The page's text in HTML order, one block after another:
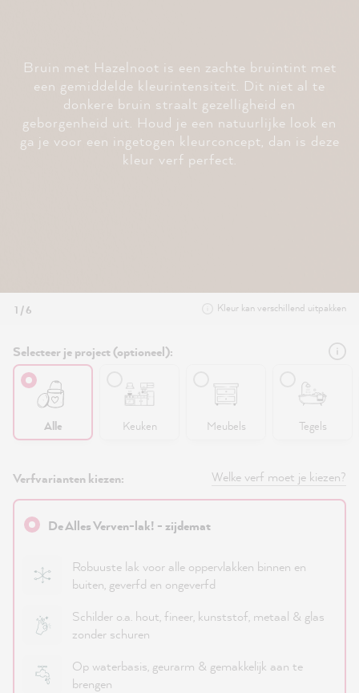
Bruin met Hazelnoot is een zachte bruintint met
een gemiddelde kleurintensiteit. Dit niet al te
donkere bruin straalt gezelligheid en
geborgenheid uit. Houd je een natuurlijke look en
ga je voor een ingetogen kleurconcept, dan is deze
kleur verf perfect.
1 / 6 Kleur kan verschillend uitpakken
Selecteer je project (optioneel):
Alle Keuken Meubels Tegels
Verfvarianten kiezen: Welke verf moet je kiezen?
De Alles Verven-lak! - zijdemat
Robuuste lak voor alle oppervlakken binnen en
buiten, geverfd en ongeverfd
Schilder o.a. hout, fineer, kunststof, metaal & glas
zonder schuren
Op waterbasis, geurarm & gemakkelijk aan te
brengen